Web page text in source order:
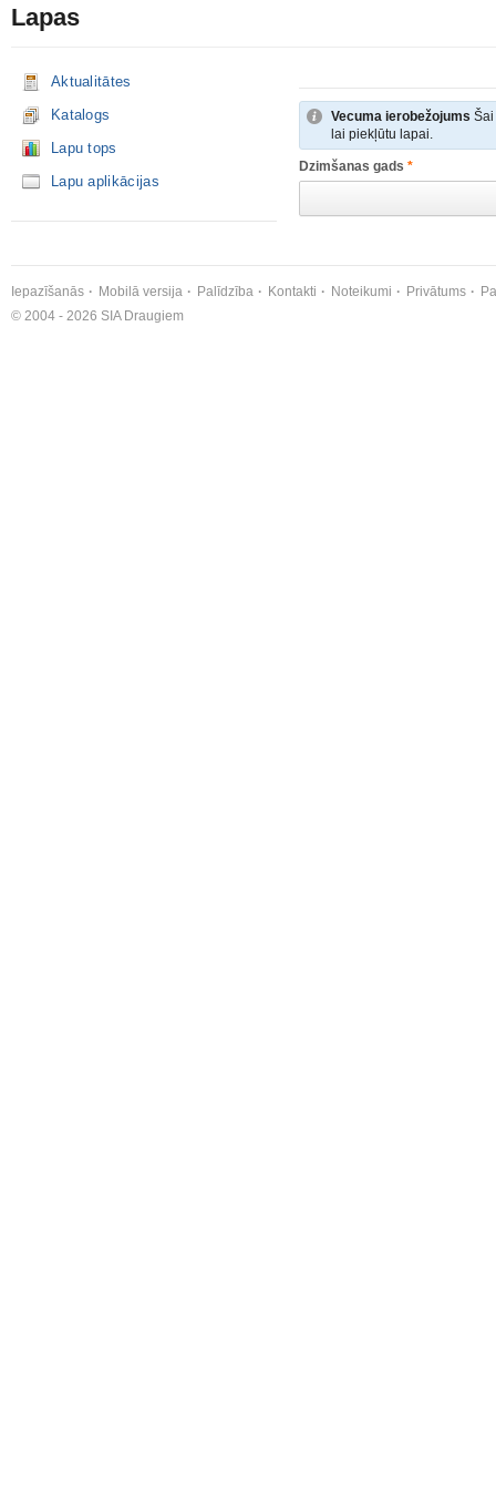
Lapas
Aktualitātes
Katalogs
Lapu tops
Lapu aplikācijas
Vecuma ierobežojums Šai
lai piekļūtu lapai.
Dzimšanas gads *
Iepazīšanās Mobilā versija Palīdzība Kontakti Noteikumi Privātums
© 2004 - 2026 SIA Draugiem